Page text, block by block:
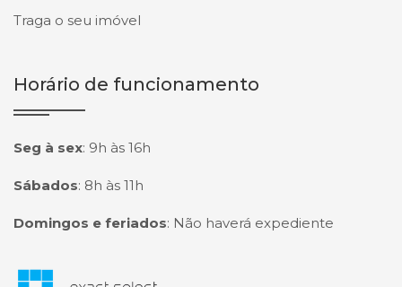
Traga o seu imóvel
Horário de funcionamento
Seg à sex: 9h às 16h
Sábados: 8h às 11h
Domingos e feriados: Não haverá expediente
Página inicial